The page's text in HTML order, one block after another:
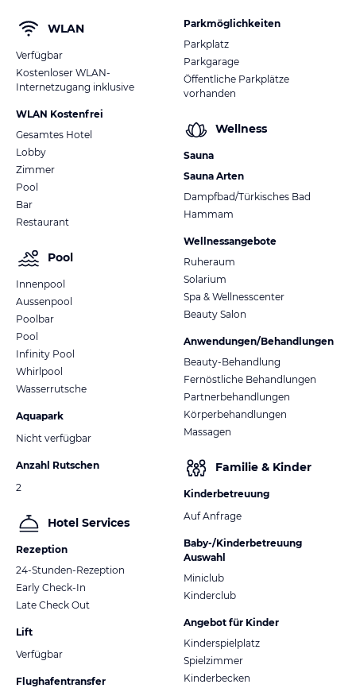
WLAN
Verfügbar
Kostenloser WLAN-
Internetzugang inklusive
WLAN Kostenfrei
Gesamtes Hotel
Lobby
Zimmer
Pool
Bar
Restaurant
Pool
Innenpool
Aussenpool
Poolbar
Pool
Infinity Pool
Whirlpool
Wasserrutsche
Aquapark
Nicht verfügbar
Anzahl Rutschen
2
Hotel Services
Rezeption
24-Stunden-Rezeption
Early Check-In
Late Check Out
Lift
Verfügbar
Flughafentransfer
Parkmöglichkeiten
Parkplatz
Parkgarage
Öffentliche Parkplätze
vorhanden
Wellness
Sauna
Sauna Arten
Dampfbad/Türkisches Bad
Hammam
Wellnessangebote
Ruheraum
Solarium
Spa & Wellnesscenter
Beauty Salon
Anwendungen/Behandlungen
Beauty-Behandlung
Fernöstliche Behandlungen
Partnerbehandlungen
Körperbehandlungen
Massagen
Familie & Kinder
Kinderbetreuung
Auf Anfrage
Baby-/Kinderbetreuung
Auswahl
Miniclub
Kinderclub
Angebot für Kinder
Kinderspielplatz
Spielzimmer
Kinderbecken